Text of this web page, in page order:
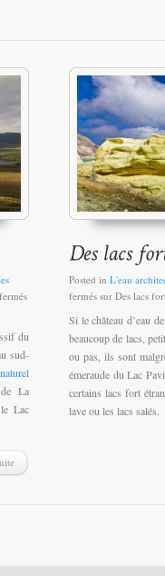
du
sud-
La
Lac
Posted in L'eau
fermés sur Des lacs
Si le château d’eau
beaucoup de lacs,
ou pas, ils sont
émeraude du Lac
certains lacs fort
lave ou les lacs salés.